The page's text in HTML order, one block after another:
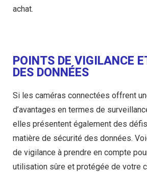
achat.
POINTS DE VIGILANCE
DES DONNÉES
Si les caméras connectées offrent
d’avantages en termes de
elles présentent également des
matière de sécurité des données.
de vigilance à prendre en compte
utilisation sûre et protégée de votre